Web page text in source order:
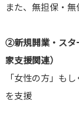
また、無担保・
②新規開業・ス
家支援関連）
「女性の方」も
を支援